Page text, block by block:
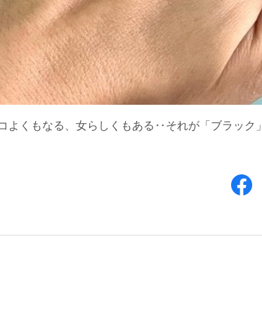
よくもなる、女らしくもある‥それが「ブラック」